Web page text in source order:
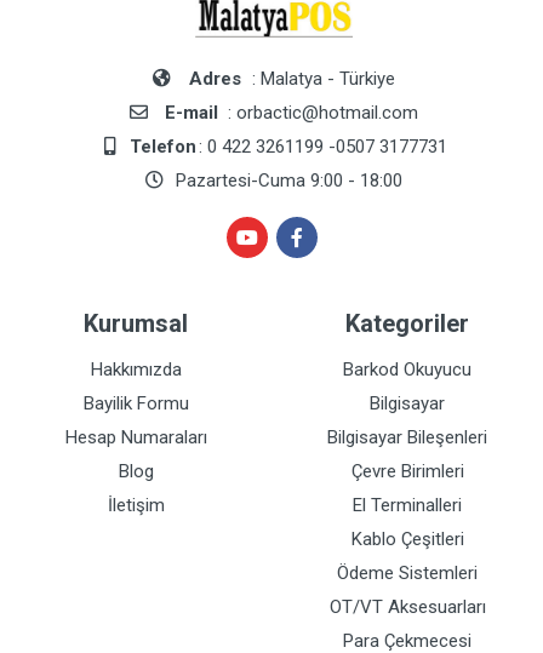
Adres : Malatya - Türkiye
E-mail : orbactic@hotmail.com
Telefon: 0 422 3261199 -0507 3177731
Pazartesi-Cuma 9:00 - 18:00
Kurumsal
Hakkımızda
Bayilik Formu
Hesap Numaraları
Blog
İletişim
Kategoriler
Barkod Okuyucu
Bilgisayar
Bilgisayar Bileşenleri
Çevre Birimleri
El Terminalleri
Kablo Çeşitleri
Ödeme Sistemleri
OT/VT Aksesuarları
Para Çekmecesi